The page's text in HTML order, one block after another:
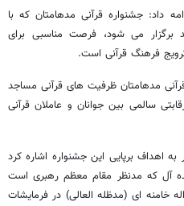
داد: جشنواره قرآنی مدهامتان که با
برگزار می شود، فرصت مناسبی برای
فرهنگ قرآنی است.
مدهامتان ظرفیت های قرآنی مساجد
سالمی بین جوانان و عاملان قرآنی
اهداف برپایی این جشنواره اشاره کرد
آل که مدنظر مقام معظم رهبری است
خامنه ای (مدظله العالی) در فرمایشات